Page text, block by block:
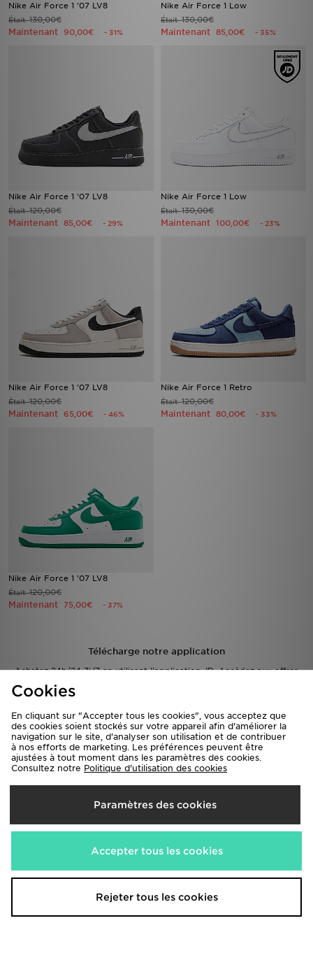
Nike Air Force 1 '07 LV8
Était130,00€
Maintenant 90,00€ - 31%
Nike Air Force 1 Low
Était130,00€
Maintenant 85,00€ - 35%
Nike Air Force 1 '07 LV8
Était120,00€
Maintenant 85,00€ - 29%
Nike Air Force 1 Low
Était130,00€
Maintenant 100,00€ - 23%
Nike Air Force 1 '07 LV8
Était120,00€
Maintenant 65,00€ - 46%
Nike Air Force 1 Retro
Était120,00€
Maintenant 80,00€ - 33%
Nike Air Force 1 '07 LV8
Était120,00€
Maintenant 75,00€ - 37%
Télécharge notre application
Achetez 24h/24 7j/7 en utilisant l'application JD. Accèdez aux offres
exclusives & achetez les dernières tendances du moment
Site classique
Trouver un magasin
Termes & Conditions
Aide & Contact
Confidentialité & Cookies
Cookies
En cliquant sur "Accepter tous les cookies", vous acceptez que
des cookies soient stockés sur votre appareil afin d'améliorer la
navigation sur le site, d'analyser son utilisation et de contribuer
à nos efforts de marketing. Les préférences peuvent être
ajustées à tout moment dans les paramètres des cookies.
Consultez notre Politique d'utilisation des cookies
Paramètres des cookies
Accepter tous les cookies
Rejeter tous les cookies